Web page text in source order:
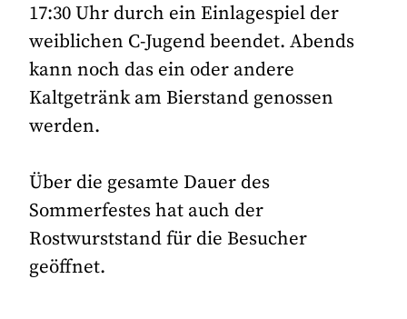
17:30 Uhr durch ein Einlagespiel der
weiblichen C-Jugend beendet. Abends
kann noch das ein oder andere
Kaltgetränk am Bierstand genossen
werden.
Über die gesamte Dauer des
Sommerfestes hat auch der
Rostwurststand für die Besucher
geöffnet.